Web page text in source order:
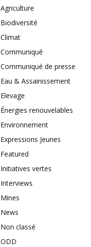
Agriculture
Biodiversité
Climat
Communiqué
Communiqué de presse
Eau & Assainissement
Elevage
Énergies renouvelables
Environnement
Expressions Jeunes
Featured
Initiatives vertes
Interviews
Mines
News
Non classé
ODD